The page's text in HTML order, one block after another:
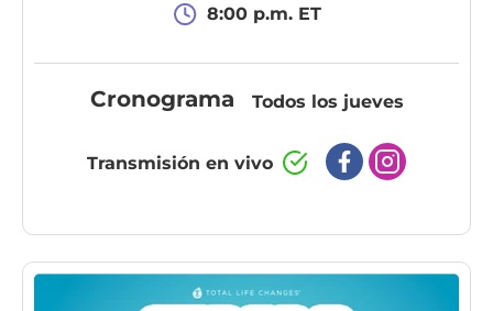
8:00 p.m. ET
Cronograma Todos los jueves
Transmisión en vivo